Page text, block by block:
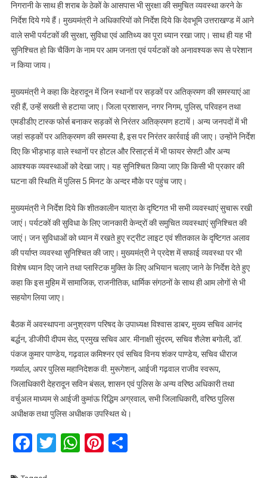
निगरानी के साथ ही शराब के ठेकों के आसपास भी सुरक्षा की समुचित व्यवस्था करने के
निर्देश दिये गये हैं। मुख्यमंत्री ने अधिकारियों को निर्देश दिये कि देवभूमि उत्तराखण्ड में आने
वाले सभी पर्यटकों की सुरक्षा, सुविधा एवं आतिथ्य का पूरा ध्यान रखा जाए। साथ ही यह भी
सुनिश्चित हो कि चैकिंग के नाम पर आम जनता एवं पर्यटकों को अनावश्यक रूप से परेशान
न किया जाय।
मुख्यमंत्री ने कहा कि देहरादून में जिन स्थानों पर सड़कों पर अतिक्रमण की समस्याएं आ
रही हैं, उन्हें सख्ती से हटाया जाए। जिला प्रशासन, नगर निगम, पुलिस, परिवहन तथा
एमडीडीए टास्क फोर्स बनाकर सड़कों से निरंतर अतिक्रमण हटायें। अन्य जनपदों में भी
जहां सड़कों पर अतिक्रमण की समस्या है, इस पर निरंतर कार्रवाई की जाए। उन्होंने निर्देश
दिए कि भीड़भाड़ वाले स्थानों पर होटल और रिसार्ट्स में भी फायर सेफ्टी और अन्य
आवश्यक व्यवस्थाओं को देखा जाए। यह सुनिश्चित किया जाए कि किसी भी प्रकार की
घटना की स्थिति में पुलिस 5 मिनट के अन्दर मौके पर पहुंच जाए।
मुख्यमंत्री ने निर्देश दिये कि शीतकालीन यात्रा के दृष्टिगत भी सभी व्यवस्थाएं सुचारू रखी
जाएं। पर्यटकों की सुविधा के लिए जानकारी केन्द्रों की समुचित व्यवस्थाएं सुनिश्चित की
जाएं। जन सुविधाओं को ध्यान में रखते हुए स्ट्रीट लाइट एवं शीतकाल के दृष्टिगत अलाव
की पर्याप्त व्यवस्था सुनिश्चित की जाए। मुख्यमंत्री ने प्रदेश में सफाई व्यवस्था पर भी
विशेष ध्यान दिए जाने तथा प्लास्टिक मुक्ति के लिए अभियान चलाए जाने के निर्देश देते हुए
कहा कि इस मुहिम में सामाजिक, राजनीतिक, धार्मिक संगठनों के साथ ही आम लोगों से भी
सहयोग लिया जाए।
बैठक में अवस्थापना अनुश्रवण परिषद के उपाध्यक्ष विश्वास डाबर, मुख्य सचिव आनंद
बर्द्धन, डीजीपी दीपम सेठ, प्रमुख सचिव आर. मीनाक्षी सुंदरम, सचिव शैलेश बगोली, डॉ.
पंकज कुमार पाण्डेय, गढ़वाल कमिश्नर एवं सचिव विनय शंकर पाण्डेय, सचिव धीराज
गर्ब्याल, अपर पुलिस महानिदेशक वी. मुरूगेशन, आईजी गढ़वाल राजीव स्वरूप,
जिलाधिकारी देहरादून सविन बंसल, शासन एवं पुलिस के अन्य वरिष्ठ अधिकारी तथा
वर्चुअल माध्यम से आईजी कुमांऊ रिद्धिम अग्रवाल, सभी जिलाधिकारी, वरिष्ठ पुलिस
अधीक्षक तथा पुलिस अधीक्षक उपस्थित थे।
Facebook
Twitter
WhatsApp
Pinterest
Share